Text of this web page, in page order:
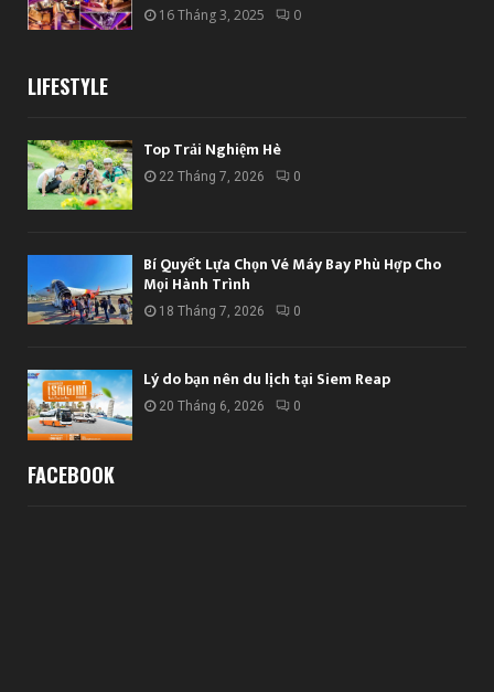
16 Tháng 3, 2025 0
LIFESTYLE
Top Trải Nghiệm Hè
22 Tháng 7, 2026 0
Bí Quyết Lựa Chọn Vé Máy Bay Phù Hợp Cho
Mọi Hành Trình
18 Tháng 7, 2026 0
Lý do bạn nên du lịch tại Siem Reap
20 Tháng 6, 2026 0
FACEBOOK